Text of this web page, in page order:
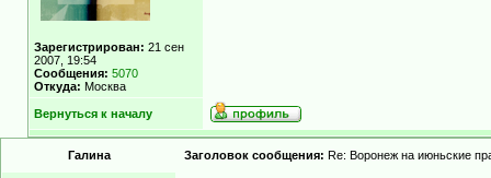
Зарегистрирован: 21 сен
2007, 19:54
Сообщения: 5070
Откуда: Москва
Вернуться к началу
Гaлинa Заголовок сообщения: Re: Воронеж на июньские